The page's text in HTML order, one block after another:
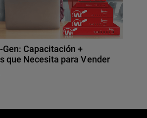
Capacitación +
que Necesita para Vender